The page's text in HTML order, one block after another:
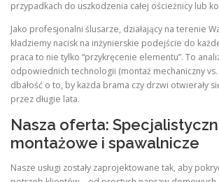
przypadkach do uszkodzenia całej ościeżnicy lub
Jako profesjonalni ślusarze, działający na terenie
kładziemy nacisk na inżynierskie podejście do
praca to nie tylko “przykręcenie elementu”. To
odpowiednich technologii (montaż mechaniczny
dbałość o to, by każda brama czy drzwi otwierały
przez długie lata.
Nasza oferta:
montażowe i spawalnicze
Nasze usługi zostały zaprojektowane tak, aby